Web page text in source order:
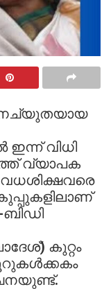
വിധി
വ്യാപക
വധശിക്ഷവരെ
കുറ്റം